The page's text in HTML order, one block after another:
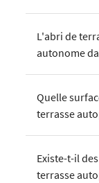
L'abri de
autonome
Quelle
terrasse
Existe-t-il
terrasse